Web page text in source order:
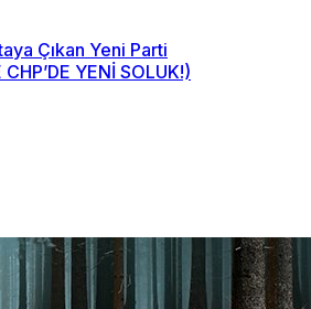
Çıkan Yeni Parti
YENİ SOLUK!)